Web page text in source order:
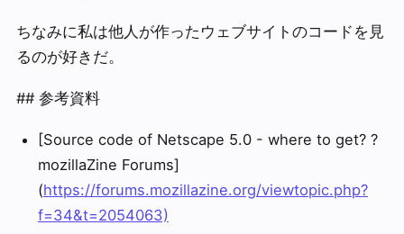
ちなみに私は他人が作ったウェブサイトのコードを見
るのが好きだ。
## 参考資料
[Source code of Netscape 5.0 - where to get? ?
mozillaZine Forums]
(https://forums.mozillazine.org/viewtopic.php?
f=34&t=2054063)